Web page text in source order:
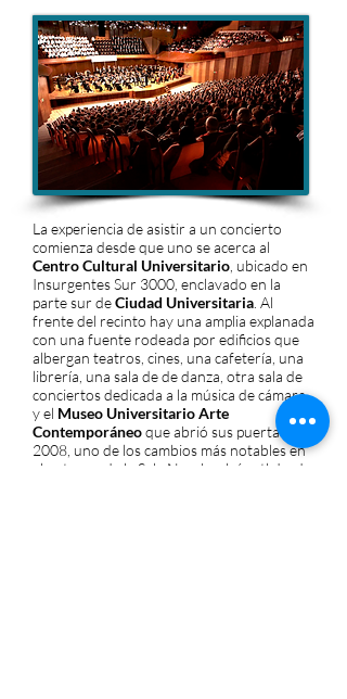
La experiencia de asistir a un concierto
comienza desde que uno se acerca al
Centro Cultural Universitario , ubicado en
Insurgentes Sur 3000, enclavado en la
parte sur deCiudad Universitaria . Al
frente del recinto hay una amplia explanada
con una fuente rodeada por edificios que
albergan teatros, cines, una cafetería, una
librería, una sala de de danza, otra sala de
conciertos dedicada a la música de cámara
y el Museo Universitario Arte
Contemporáneoque abrió sus puertas en
2008, uno de los cambios más notables en
el entorno de la Sala Nezahualcóyotl desde